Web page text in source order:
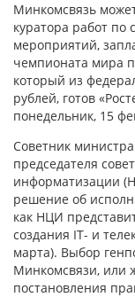
Минкомсвязь
куратора работ по
мероприятий,
чемпионата мира
который из
рублей, готов
понедельник, 15
Советник
председателя
информатизации
решение об
как НЦИ
создания IT- и
марта). Выбор
Минкомсвязи, или
постановления